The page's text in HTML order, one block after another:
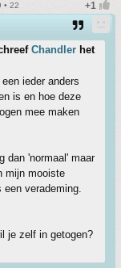
• 22
Chandler het
ieder anders
is en hoe deze
mee maken
dan 'normaal' maar
mijn mooiste
een verademing.
je zelf in getogen?